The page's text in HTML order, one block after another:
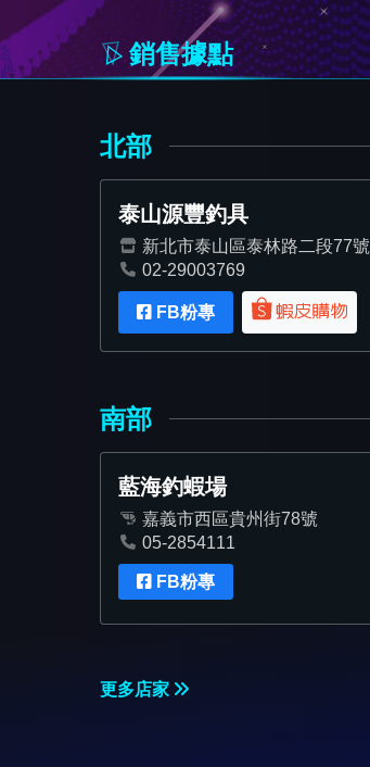
銷售據點
北部
泰山源豐釣具
新北市泰山區泰林路二段77號
02-29003769
FB粉專
南部
藍海釣蝦場
嘉義市西區貴州街78號
05-2854111
FB粉專
更多店家